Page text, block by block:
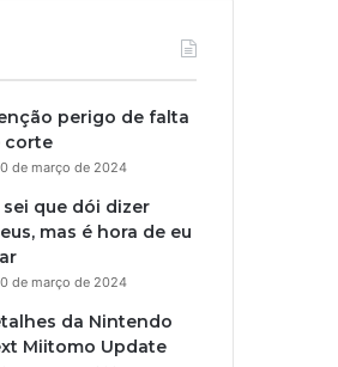
perigo de falta
corte
de março de 2024
sei que dói dizer
mas é hora de eu
de março de 2024
da Nintendo
Miitomo Update